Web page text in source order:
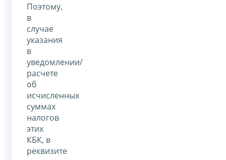
Поэтому,
в
случае
указания
в
уведомлении/
расчете
об
исчисленных
суммах
налогов
этих
КБК, в
реквизите